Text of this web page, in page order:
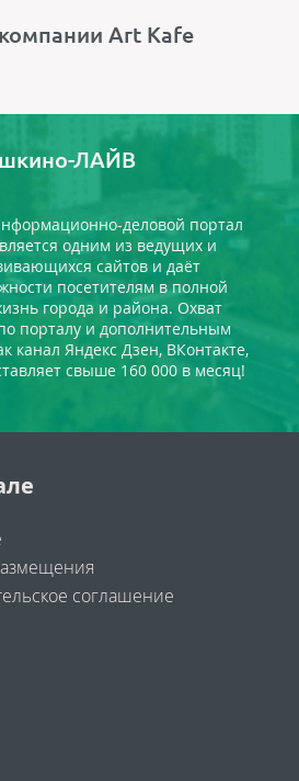
Art Kafe
ЛАЙВ
деловой портал
одним из ведущих и
сайтов и даёт
посетителям в полной
города и района. Охват
порталу и дополнительным
канал Яндекс Дзен, ВКонтакте,
свыше 160 000 в месяц!
соглашение